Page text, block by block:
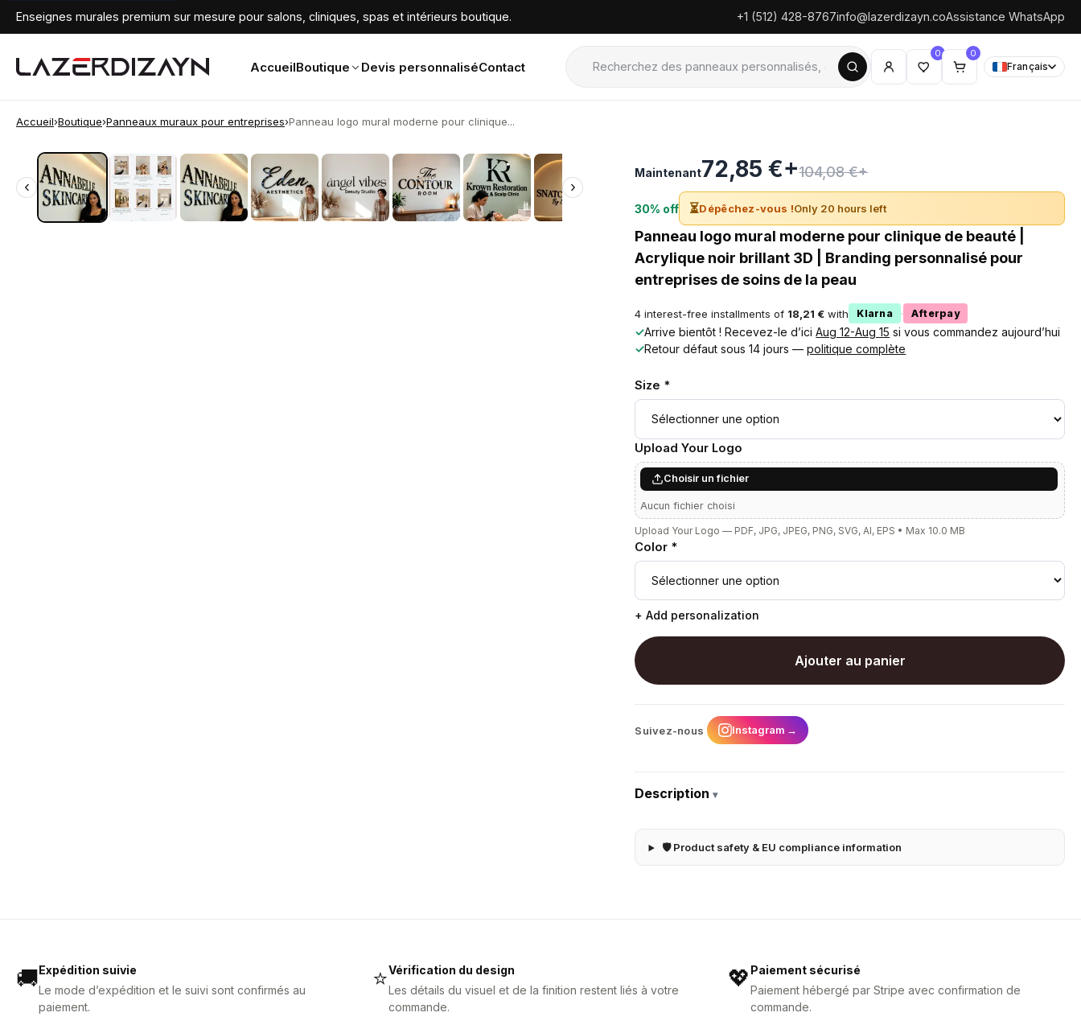
Enseignes murales premium sur mesure pour salons, cliniques, spas et intérieurs boutique. +1 (512) 428-8767info@lazerdizayn.coAssistance WhatsApp
AccueilBoutique Devis personnaliséContact
0 0
Français
Accueil›Boutique›Panneaux muraux pour entreprises›Panneau logo mural moderne pour clinique...
‹ ›
‹ ›
Maintenant72,85 €+104,08 €+
30% off ⏳Dépêchez-vous !Only 20 hours left
Panneau logo mural moderne pour clinique de beauté |
Acrylique noir brillant 3D | Branding personnalisé pour
entreprises de soins de la peau
4 interest-free installments of 18,21 € with Klarna · Afterpay
✓Arrive bientôt ! Recevez-le d’iciAug 12-Aug 15 si vous commandez aujourd’hui
✓Retour défaut sous 14 jours —politique complète
Size *
Upload Your Logo
Choisir un fichier
Aucun fichier choisi
Upload Your Logo — PDF, JPG, JPEG, PNG, SVG, AI, EPS • Max 10.0 MB
Color *
+ Add personalization
Ajouter au panier
Suivez-nous Instagram →
Description▾
🛡 Product safety & EU compliance information
🚚Expédition suivie
Le mode d’expédition et le suivi sont confirmés au
paiement.
⭐Vérification du design
Les détails du visuel et de la finition restent liés à votre
commande.
💖Paiement sécurisé
Paiement hébergé par Stripe avec confirmation de
commande.